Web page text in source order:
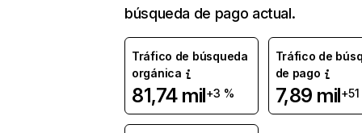
búsqueda de pago actual.
Tráfico de búsqueda
orgánica
81,74 mil+3 %
Tráfico de
de pago
7,89 mil